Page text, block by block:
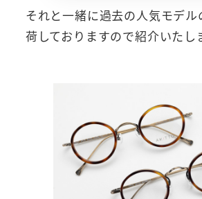
それと一緒に過去の人気モデ
荷しておりますので紹介いたし